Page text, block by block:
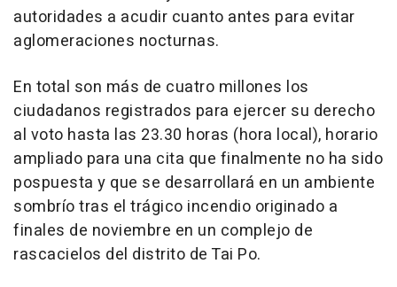
autoridades a acudir cuanto antes para evitar
aglomeraciones nocturnas.
En total son más de cuatro millones los
ciudadanos registrados para ejercer su derecho
al voto hasta las 23.30 horas (hora local), horario
ampliado para una cita que finalmente no ha sido
pospuesta y que se desarrollará en un ambiente
sombrío tras el trágico incendio originado a
finales de noviembre en un complejo de
rascacielos del distrito de Tai Po.